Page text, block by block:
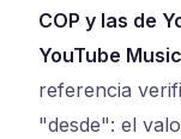
COP y las de
YouTube
referencia
"desde": el